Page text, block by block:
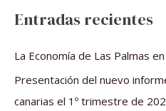
a
Entradas recientes
La Economía de Las Palmas
Presentación del nuevo
canarias el 1º trimestre de